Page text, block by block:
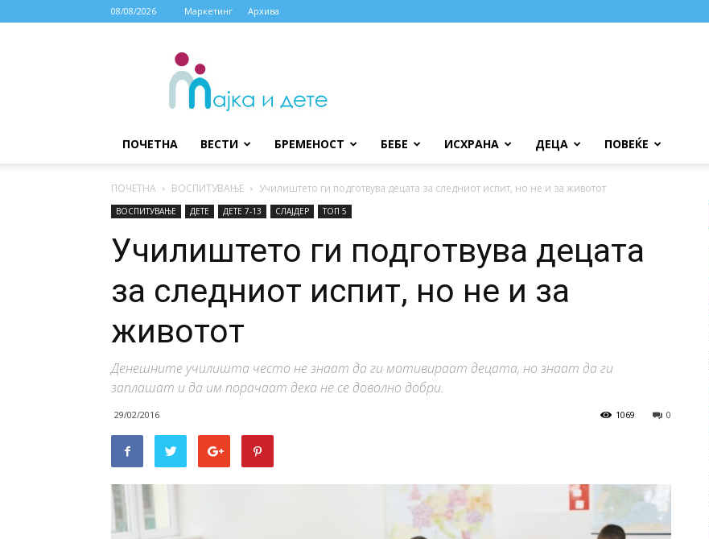
08/08/2026 Маркетинг Архива
МАЈКА
ДЕТЕ
ПОЧЕТНА ВЕСТИ БРЕМЕНОСТ БЕБЕ ИСХРАНА ДЕЦА ПОВЕЌЕ
ПОЧЕТНА ВОСПИТУВАЊЕ Училиштето ги подготвува децата за следниот испит, но не и за животот
ВОСПИТУВАЊЕ ДЕТЕ ДЕTE 7-13 СЛАЈДЕР ТОП 5
Училиштето ги подготвува децата
за следниот испит, но не и за
животот
Денешните училишта често не знаат да ги мотивираат децата, но знаат да ги
заплашат и да им порачаат дека не се доволно добри.
29/02/2016 0
1069